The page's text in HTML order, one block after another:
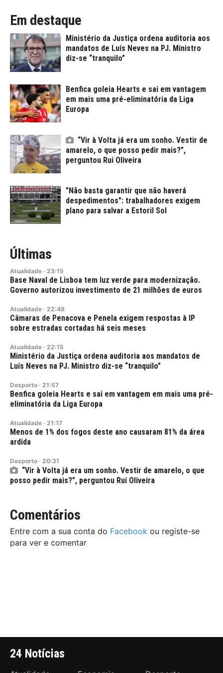
Em destaque
Ministério da Justiça ordena auditoria aos
mandatos de Luís Neves na PJ. Ministro
diz-se “tranquilo”
Benfica goleia Hearts e sai em vantagem
em mais uma pré-eliminatória da Liga
Europa
“Vir à Volta já era um sonho. Vestir de
amarelo, o que posso pedir mais?”,
perguntou Rui Oliveira
"Não basta garantir que não haverá
despedimentos": trabalhadores exigem
plano para salvar a Estoril Sol
Últimas
Atualidade · 23:15
Base Naval de Lisboa tem luz verde para modernização.
Governo autorizou investimento de 21 milhões de euros
Atualidade · 22:48
Câmaras de Penacova e Penela exigem respostas à IP
sobre estradas cortadas há seis meses
Atualidade · 22:15
Ministério da Justiça ordena auditoria aos mandatos de
Luís Neves na PJ. Ministro diz-se “tranquilo”
Desporto · 21:57
Benfica goleia Hearts e sai em vantagem em mais uma pré-
eliminatória da Liga Europa
Atualidade · 21:17
Menos de 1% dos fogos deste ano causaram 81% da área
ardida
Desporto · 20:31
“Vir à Volta já era um sonho. Vestir de amarelo, o que
posso pedir mais?”, perguntou Rui Oliveira
Comentários
Entre com a sua conta do Facebook ou registe-se
para ver e comentar
24 Notícias